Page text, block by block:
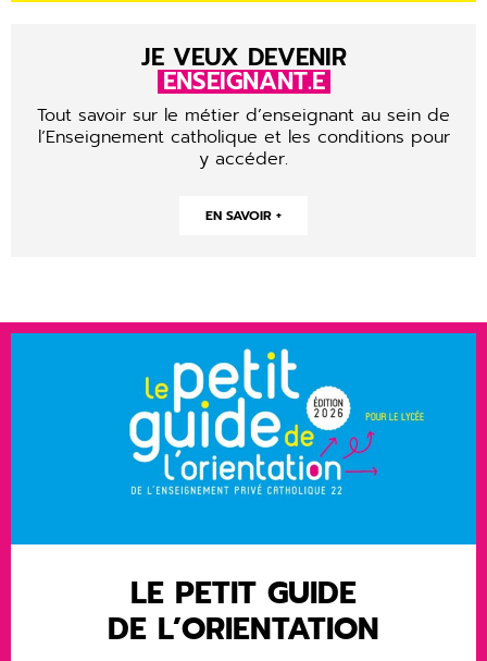
JE VEUX DEVENIR
ENSEIGNANT.E
Tout savoir sur le métier d’enseignant au sein de
l’Enseignement catholique et les conditions pour
y accéder.
EN SAVOIR +
LE PETIT GUIDE
DE L’ORIENTATION